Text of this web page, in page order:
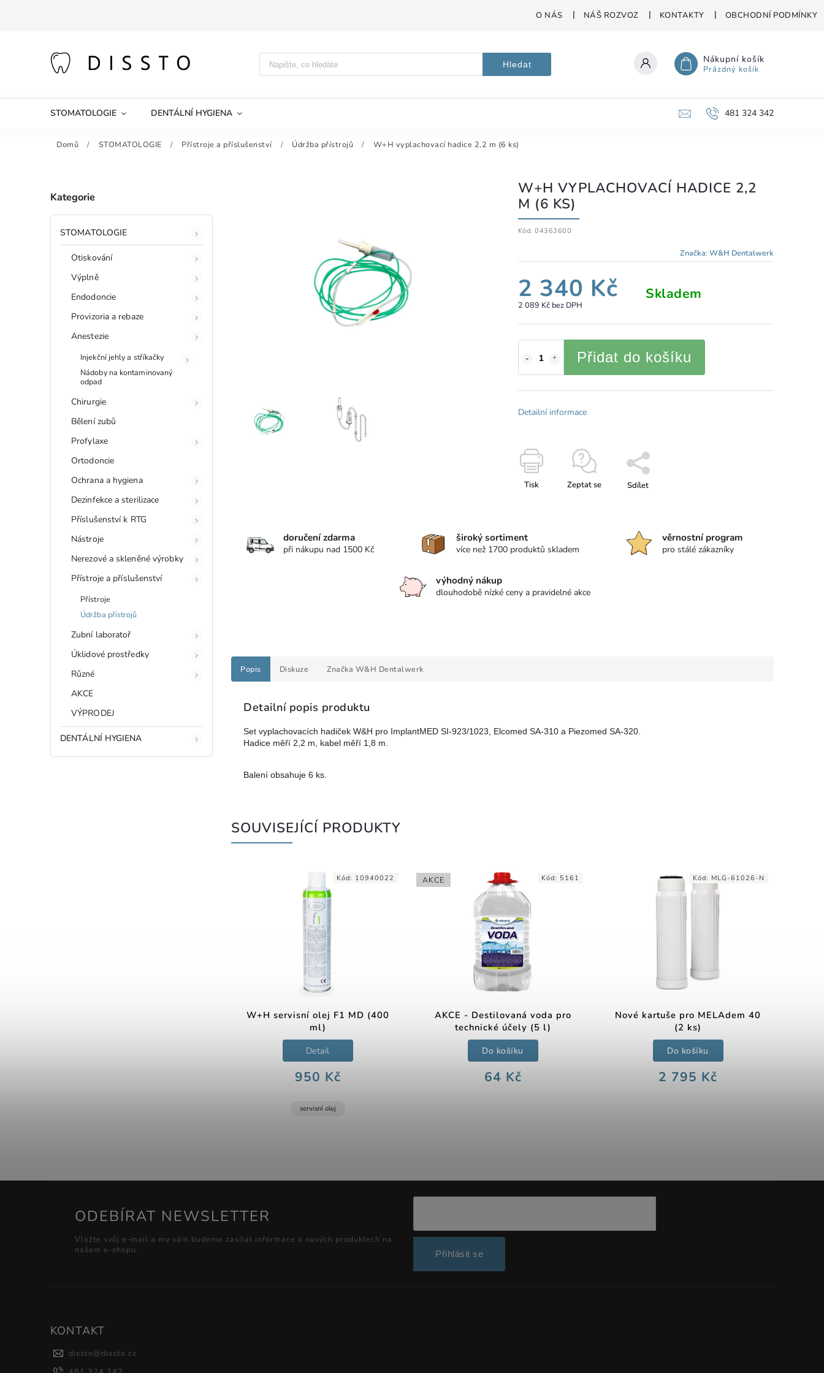
O NÁS NÁŠ ROZVOZ KONTAKTY OBCHODNÍ PODMÍNKY
Hledat Nákupní košík
Prázdný košík
STOMATOLOGIE DENTÁLNÍ HYGIENA 481 324 342
Domů / STOMATOLOGIE / Přístroje a příslušenství / Údržba přístrojů / W+H vyplachovací hadice 2,2 m (6 ks)
Kategorie
STOMATOLOGIE
Otiskování
Výplně
Endodoncie
Provizoria a rebaze
Anestezie
Injekční jehly a stříkačky
Nádoby na kontaminovaný
odpad
Chirurgie
Bělení zubů
Profylaxe
Ortodoncie
Ochrana a hygiena
Dezinfekce a sterilizace
Příslušenství k RTG
Nástroje
Nerezové a skleněné výrobky
Přístroje a příslušenství
Přístroje
Údržba přístrojů
Zubní laboratoř
Úklidové prostředky
Různé
AKCE
VÝPRODEJ
DENTÁLNÍ HYGIENA
W+H VYPLACHOVACÍ HADICE 2,2
M (6 KS)
Kód: 04363600
Značka:W&H Dentalwerk
2 340 Kč
2 089 Kč bez DPH
Skladem
Přidat do košíku
Detailní informace
Tisk Zeptat se Sdílet
doručení zdarma
při nákupu nad 1500 Kč
široký sortiment
více než 1700 produktů skladem
věrnostní program
pro stálé zákazníky
výhodný nákup
dlouhodobě nízké ceny a pravidelné akce
Popis Diskuze Značka W&H Dentalwerk
Detailní popis produktu
Set vyplachovacích hadiček W&H pro ImplantMED SI-923/1023, Elcomed SA-310 a Piezomed SA-320.
Hadice měří 2,2 m, kabel měří 1,8 m.
Balení obsahuje 6 ks.
SOUVISEJÍCÍ PRODUKTY
W+H servisní olej F1 MD (400
ml)
950 Kč
Detail
servisní olej
Kód: 10940022 AKCE
AKCE - Destilovaná voda pro
technické účely (5 l)
64 Kč
Do košíku
Kód: 5161
Nové kartuše pro MELAdem 40
(2 ks)
2 795 Kč
Do košíku
Kód: MLG-61026-N
ODEBÍRAT NEWSLETTER
Vložte svůj e-mail a my vám budeme zasílat informace o nových produktech na
našem e-shopu.
Přihlásit se
KONTAKT
dissto@dissto.cz